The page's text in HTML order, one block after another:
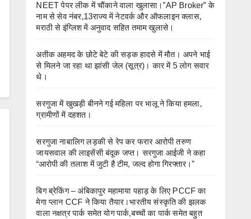
NEET पेपर लीक में चौंकाने वाला खुलासा।”AP Broker” के
नाम से सेव नंबर,13राज्य में नेटवर्क और ऑफलाइन क्लास,
मराठी से इंग्लिश में अनुवाद सहित तमाम खुलासे।
अतीक अहमद के छोटे बेटे की सड़क हादसे में मौत। अपने भाई
से मिलने जा रहा था झांसी जेल (सूत्र)। कार में 5 लोग सवार
थे।
सरगुजा में खुखड़ी बीनने गई महिला पर भालू ने किया हमला,
ग्रामीणों में दहशत।
सरगुजा नाबालिग लड़की से रेप कर फरार आरोपी तरुण
जायसवाल की लाइसेंसी बंदूक जप्त। सरगुजा आईजी ने कहा
“आरोपी की तलाश में जुटी है टीम, जल्द होगा गिरफ्तार।”
बिग ब्रेकिंग – अंबिकापुर महामाया पहाड़ के लिए PCCF का
मेगा प्लान CCF ने किया तैयार।भारतीय संस्कृति की झलक
वाला नक्षत्र पार्क समेत योग पार्क,बच्चों का पार्क समेत बहुत